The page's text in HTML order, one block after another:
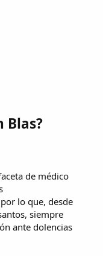
Blas?
de médico
lo que, desde
siempre
ante dolencias